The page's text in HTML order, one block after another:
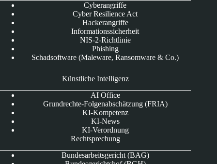
Cyberangriffe
Cyber Resilience Act
Hackerangriffe
Informationssicherheit
NIS-2-Richtlinie
Phishing
Schadsoftware (Maleware, Ransomware & Co.)
Künstliche Intelligenz
AI Office
Grundrechte-Folgenabschätzung (FRIA)
KI-Kompetenz
KI-News
KI-Verordnung
Rechtsprechung
Bundesarbeitsgericht (BAG)